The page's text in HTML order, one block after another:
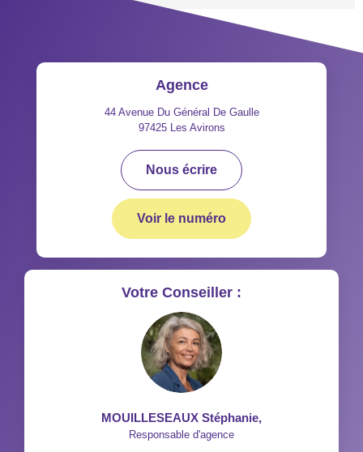
Agence
44 Avenue Du Général De Gaulle
97425 Les Avirons
Nous écrire
Voir le numéro
Votre Conseiller :
MOUILLESEAUX Stéphanie,
Responsable d'agence